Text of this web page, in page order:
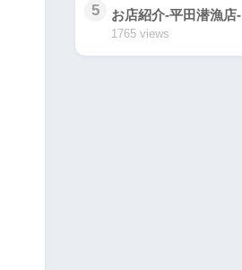
5 お店紹介-平田潜漁店-
1765 views